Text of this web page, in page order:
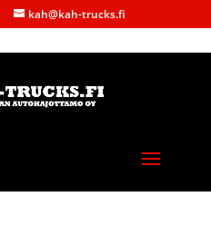
kah@kah-trucks.fi